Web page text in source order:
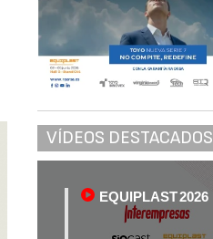
VÍDEOS DESTACADOS
EQUIPLAST 2026